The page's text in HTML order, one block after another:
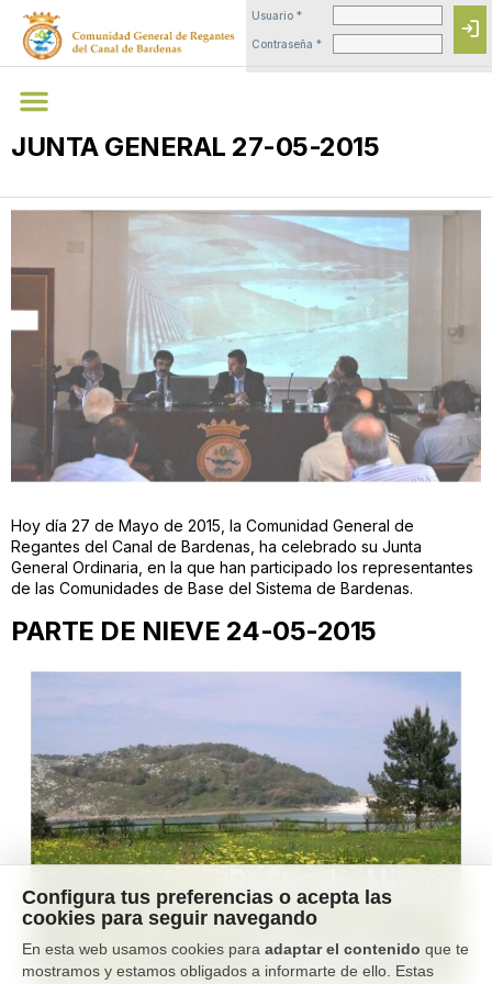
Configura tus preferencias o acepta las
cookies para seguir navegando
En esta web usamos cookies para adaptar el contenido que te
mostramos y estamos obligados a informarte de ello. Estas
Usuario *
Contraseña *
login
JUNTA GENERAL 27-05-2015
Hoy día 27 de Mayo de 2015, la Comunidad General de
Regantes del Canal de Bardenas, ha celebrado su Junta
General Ordinaria, en la que han participado los representantes
de las Comunidades de Base del Sistema de Bardenas.
PARTE DE NIEVE 24-05-2015